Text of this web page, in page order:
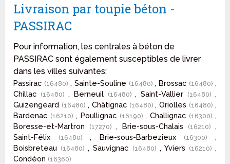
Livraison par toupie béton -
PASSIRAC
Pour information, les centrales à béton de
PASSIRAC sont également susceptibles de livrer
dans les villes suivantes:
Passirac (16480) , Sainte-Souline (16480), Brossac (16480) ,
Chillac (16480) , Berneuil (16480), Saint-Vallier (16480) ,
Guizengeard (16480) , Châtignac (16480), Oriolles (16480) ,
Bardenac (16210) , Poullignac (16190), Challignac (16300) ,
Boresse-et-Martron
(17270), Brie-sous-Chalais (16210) ,
Saint-Félix
(16480), Brie-sous-Barbezieux (16300) ,
Boisbreteau (16480), Sauvignac (16480) , Yviers (16210) ,
Condéon (16360)